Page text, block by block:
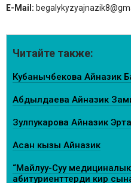
E-Mail:
Читайте также:
Кубанычбекова Айназик
Абдылдаева Айназик
Зулпукарова Айназик
Асан кызы Айназик
“Майлуу-Суу
абитуриенттерди кирүү